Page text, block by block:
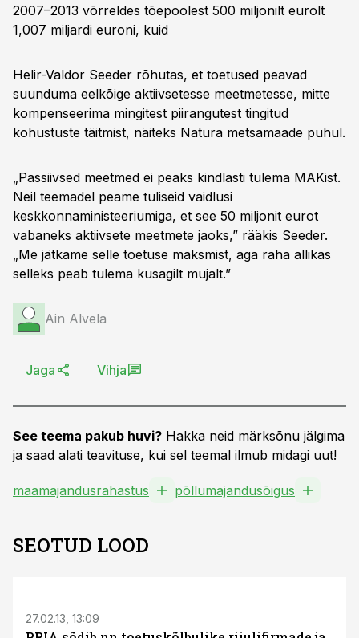
2007–2013 võrreldes tõepoolest 500 miljonilt eurolt
1,007 miljardi euroni, kuid
Helir-Valdor Seeder rõhutas, et toetused peavad
suunduma eelkõige aktiivsetesse meetmetesse, mitte
kompenseerima mingitest piirangutest tingitud
kohustuste täitmist, näiteks Natura metsamaade puhul.
„Passiivsed meetmed ei peaks kindlasti tulema MAKist.
Neil teemadel peame tuliseid vaidlusi
keskkonnaministeeriumiga, et see 50 miljonit eurot
vabaneks aktiivsete meetmete jaoks,” rääkis Seeder.
„Me jätkame selle toetuse maksmist, aga raha allikas
selleks peab tulema kusagilt mujalt.”
Ain Alvela
Jaga Vihja
See teema pakub huvi? Hakka neid märksõnu jälgima
ja saad alati teavituse, kui sel teemal ilmub midagi uut!
maamajandusrahastus põllumajandusõigus
SEOTUD LOOD
27.02.13, 13:09